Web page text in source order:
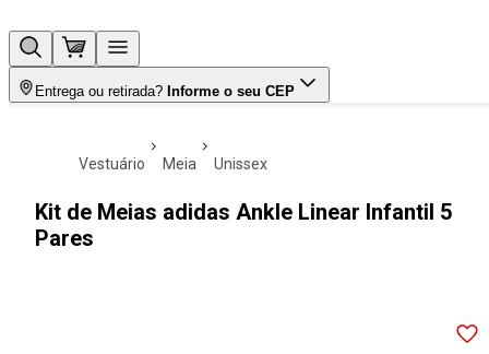
Entrega ou retirada? Informe o seu CEP
vestuário meia unissex
Kit de Meias adidas Ankle Linear Infantil 5
Pares